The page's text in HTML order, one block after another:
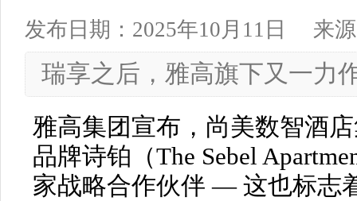
发布日期：2025年10月11日 来源
瑞享之后，雅高旗下又一力
雅高集团宣布，尚美数智酒
品牌诗铂（The Sebel
家战略合作伙伴 — 这也标志